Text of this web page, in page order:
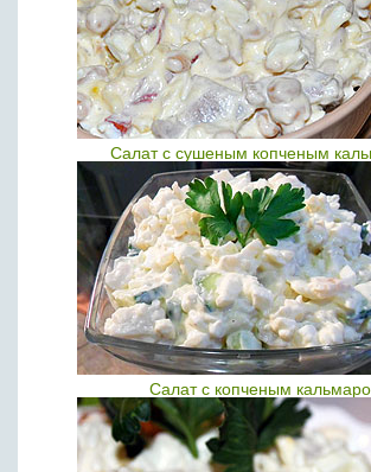
Салат с сушеным копченым
Салат с копченым